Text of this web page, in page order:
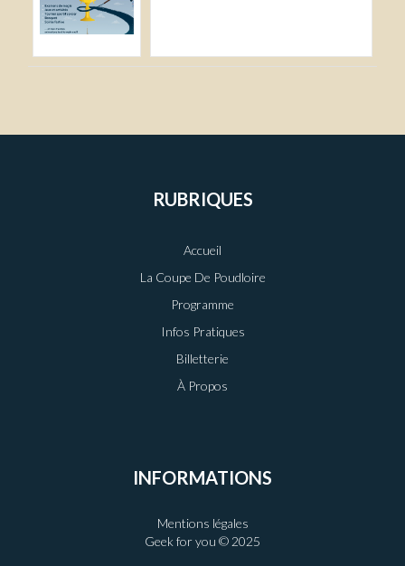
RUBRIQUES
Accueil
La Coupe De Poudloire
Programme
Infos Pratiques
Billetterie
À Propos
INFORMATIONS
Mentions légales
Geek for you © 2025